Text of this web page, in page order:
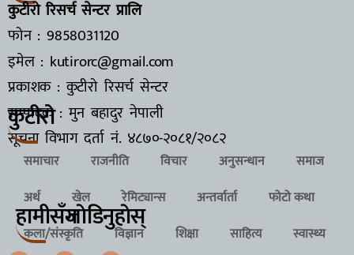
कुटीरो रिसर्च सेन्टर प्रालि
फोन : 9858031120
इमेल : kutirorc@gmail.com
प्रकाशक : कुटीरो रिसर्च सेन्टर
सम्पादक : मुन बहादुर नेपाली
सूचना विभाग दर्ता नं. ४८७०-२०८१/२०८२
कुटीरो
समाचार राजनीति विचार अनुसन्धान
समाज
अर्थ
खेल रेमिट्यान्स अन्तर्वार्ता
फोटो कथा
कला/संस्कृति
विज्ञान शिक्षा साहित्य स्वास्थ्य
हामीसँगजाेडिनुहाेस्